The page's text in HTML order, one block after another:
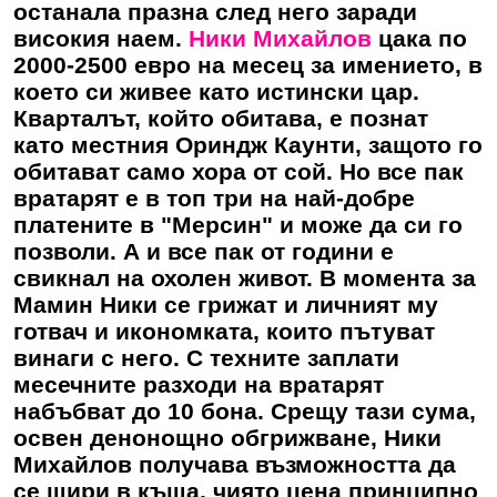
останала празна след него заради
високия наем. Ники Михайлов цака по
2000-2500 евро на месец за имението, в
което си живее като истински цар.
Кварталът, който обитава, е познат
като местния Ориндж Каунти, защото го
обитават само хора от сой. Но все пак
вратарят е в топ три на най-добре
платените в "Мерсин" и може да си го
позволи. А и все пак от години е
свикнал на охолен живот. В момента за
Мамин Ники се грижат и личният му
готвач и икономката, които пътуват
винаги с него. С техните заплати
месечните разходи на вратарят
набъбват до 10 бона. Срещу тази сума,
освен денонощно обгрижване, Ники
Михайлов получава възможността да
се шири в къща, чиято цена принципно